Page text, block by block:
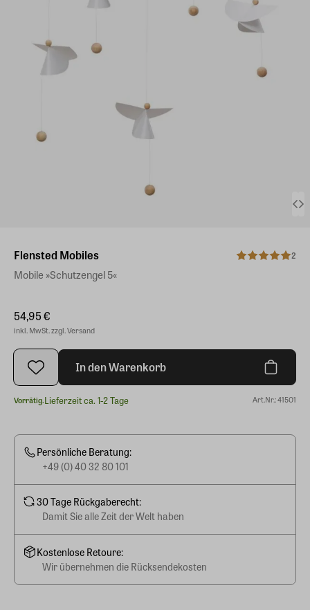
Flensted Mobiles 2
Mobile »Schutzengel 5«
54,95 €
inkl. MwSt. zzgl. Versand
In den Warenkorb
Vorrätig.Lieferzeit ca. 1-2 Tage Art.Nr.: 41501
Persönliche Beratung:
+49 (0) 40 32 80 101
30 Tage Rückgaberecht:
Damit Sie alle Zeit der Welt haben
Kostenlose Retoure:
Wir übernehmen die Rücksendekosten